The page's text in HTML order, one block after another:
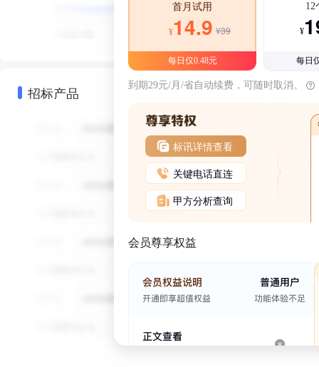
招标产品
首月试用
¥14.9 ¥39
每日仅0.48元
12
¥
每日
到期29元/月/省自动续费，可随时取消。
标讯详情查看
关键电话直连
甲方分析查询
会员尊享权益